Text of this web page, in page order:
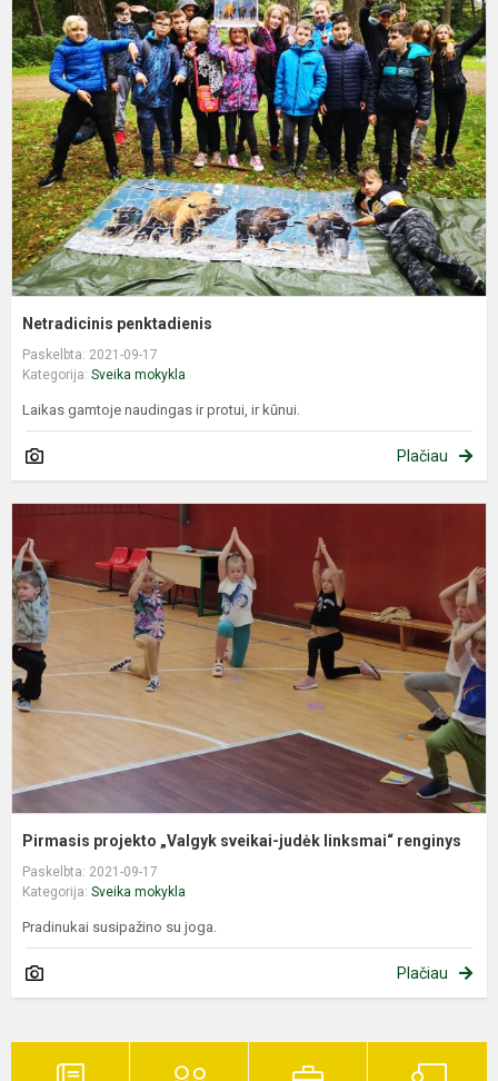
Netradicinis penktadienis
Paskelbta: 2021-09-17
Kategorija: Sveika mokykla
Laikas gamtoje naudingas ir protui, ir kūnui.
Plačiau
Pirmasis projekto „Valgyk sveikai-judėk linksmai“ renginys
Paskelbta: 2021-09-17
Kategorija: Sveika mokykla
Pradinukai susipažino su joga.
Plačiau